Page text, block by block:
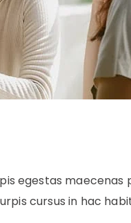
egestas maecenas
cursus in hac